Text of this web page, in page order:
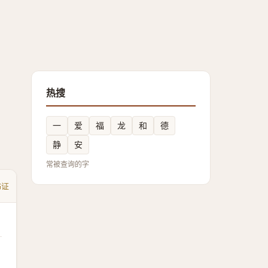
热搜
一 爱 福 龙 和
德
静
安
常被查询的字